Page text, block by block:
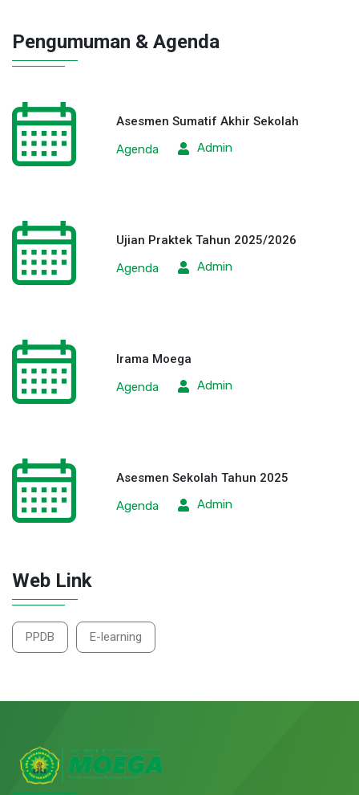
Pengumuman & Agenda
Asesmen Sumatif Akhir Sekolah
Agenda
Admin
Ujian Praktek Tahun 2025/2026
Agenda
Admin
Irama Moega
Agenda
Admin
Asesmen Sekolah Tahun 2025
Agenda
Admin
Web Link
PPDB E-learning